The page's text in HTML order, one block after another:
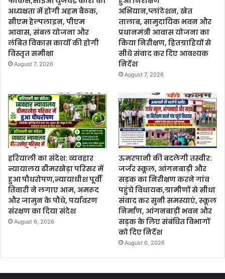
अध्यक्षता में होगी अहम बैठक,
सीएम हेल्पलाइन, पीएम
आवास, संबल योजना और
लंबित विकास कार्यों की होगी
विस्तृत समीक्षा
August 7, 2026
अभियान,प्लांटेशन, खेत
तालाब, सामुदायिक भवन और
प्रधानमंत्री आवास योजना का
किया निरीक्षण, हितग्राहियों से
सीधे संवाद कर दिए आवश्यक
निर्देश
August 7, 2026
हरियाली का संदेश: व्यवहार
न्यायालय ढीमरखेड़ा परिसर में
हुआ पौधरोपण,न्यायाधीश पूर्वी
तिवारी ने लगाए आम, अमरूद
और जामुन के पौधे, पर्यावरण
संरक्षण का दिया संदेश
August 6, 2026
ऊमरपानी की बदलेगी तस्वीर:
जर्जर स्कूल, आंगनबाड़ी और
सड़क का निरीक्षण करने गांव
पहुंचे विधायक,ग्रामीणों से सीधा
संवाद कर सुनी समस्याएं, स्कूल
निर्माण, आंगनबाड़ी भवन और
सड़क के लिए संबंधित विभागों
को दिए निर्देश
August 6, 2026